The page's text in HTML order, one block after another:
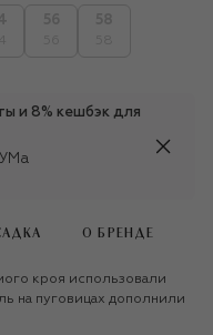
и 8% кешбэк для
О БРЕНДЕ
кроя использовали
на пуговицах дополнили